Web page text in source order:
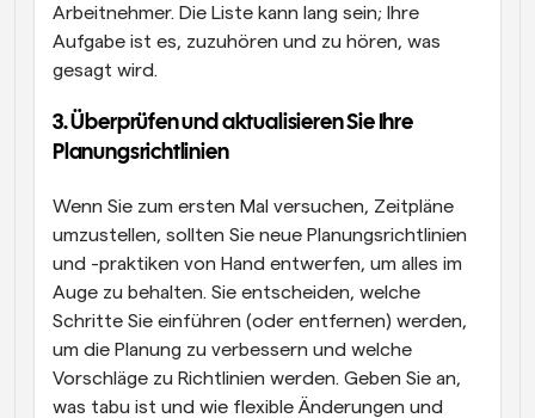
Arbeitnehmer. Die Liste kann lang sein; Ihre
Aufgabe ist es, zuzuhören und zu hören, was
gesagt wird.
3. Überprüfen und aktualisieren Sie Ihre
Planungsrichtlinien
Wenn Sie zum ersten Mal versuchen, Zeitpläne
umzustellen, sollten Sie neue Planungsrichtlinien
und -praktiken von Hand entwerfen, um alles im
Auge zu behalten. Sie entscheiden, welche
Schritte Sie einführen (oder entfernen) werden,
um die Planung zu verbessern und welche
Vorschläge zu Richtlinien werden. Geben Sie an,
was tabu ist und wie flexible Änderungen und